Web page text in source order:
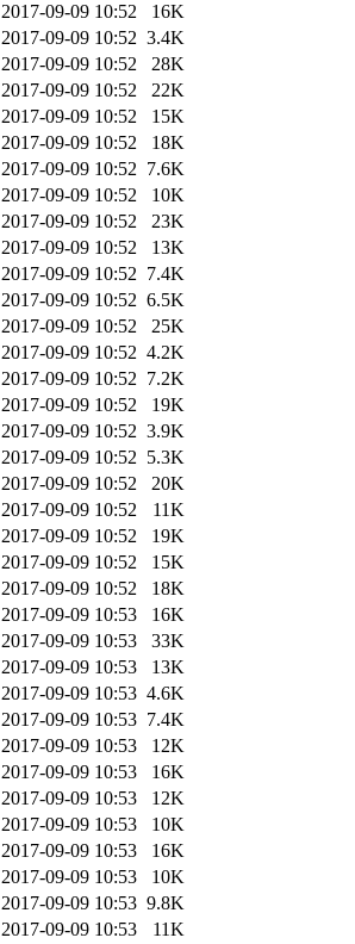
2017-09-09 10:52
16K
2017-09-09 10:52 3.4K
2017-09-09 10:52
28K
2017-09-09 10:52
22K
2017-09-09 10:52
15K
2017-09-09 10:52
18K
2017-09-09 10:52 7.6K
2017-09-09 10:52
10K
2017-09-09 10:52
23K
2017-09-09 10:52
13K
2017-09-09 10:52 7.4K
2017-09-09 10:52 6.5K
2017-09-09 10:52
25K
2017-09-09 10:52 4.2K
2017-09-09 10:52 7.2K
2017-09-09 10:52
19K
2017-09-09 10:52 3.9K
2017-09-09 10:52 5.3K
2017-09-09 10:52
20K
2017-09-09 10:52
11K
2017-09-09 10:52
19K
2017-09-09 10:52
15K
2017-09-09 10:52
18K
2017-09-09 10:53
16K
2017-09-09 10:53
33K
2017-09-09 10:53
13K
2017-09-09 10:53 4.6K
2017-09-09 10:53 7.4K
2017-09-09 10:53
12K
2017-09-09 10:53
16K
2017-09-09 10:53
12K
2017-09-09 10:53
10K
2017-09-09 10:53
16K
2017-09-09 10:53
10K
2017-09-09 10:53 9.8K
2017-09-09 10:53
11K